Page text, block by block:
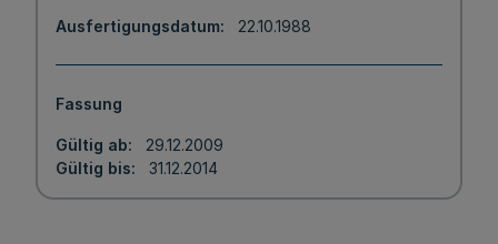
Ausfertigungsdatum 22.10.1988
Fassung
Gültig ab
29.12.2009
Gültig bis
31.12.2014